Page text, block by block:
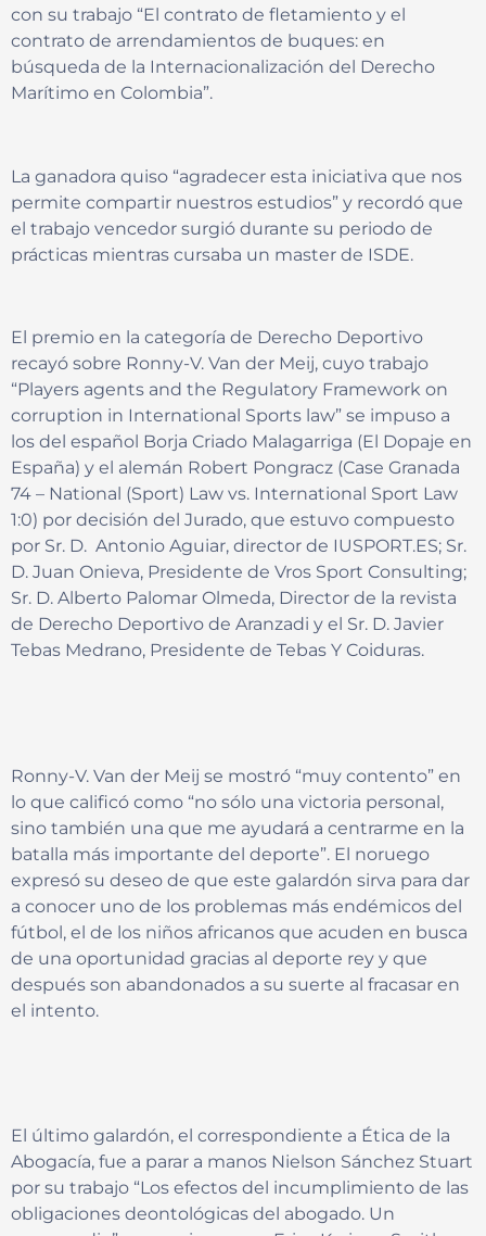
con su trabajo “El contrato de fletamiento y el
contrato de arrendamientos de buques: en
búsqueda de la Internacionalización del Derecho
Marítimo en Colombia”.
La ganadora quiso “agradecer esta iniciativa que nos
permite compartir nuestros estudios” y recordó que
el trabajo vencedor surgió durante su periodo de
prácticas mientras cursaba un master de ISDE.
El premio en la categoría de Derecho Deportivo
recayó sobre Ronny-V. Van der Meij, cuyo trabajo
“Players agents and the Regulatory Framework on
corruption in International Sports law” se impuso a
los del español Borja Criado Malagarriga (El Dopaje en
España) y el alemán Robert Pongracz (Case Granada
74 – National (Sport) Law vs. International Sport Law
1:0) por decisión del Jurado, que estuvo compuesto
por Sr. D. Antonio Aguiar, director de IUSPORT.ES; Sr.
D. Juan Onieva, Presidente de Vros Sport Consulting;
Sr. D. Alberto Palomar Olmeda, Director de la revista
de Derecho Deportivo de Aranzadi y el Sr. D. Javier
Tebas Medrano, Presidente de Tebas Y Coiduras.
Ronny-V. Van der Meij se mostró “muy contento” en
lo que calificó como “no sólo una victoria personal,
sino también una que me ayudará a centrarme en la
batalla más importante del deporte”. El noruego
expresó su deseo de que este galardón sirva para dar
a conocer uno de los problemas más endémicos del
fútbol, el de los niños africanos que acuden en busca
de una oportunidad gracias al deporte rey y que
después son abandonados a su suerte al fracasar en
el intento.
El último galardón, el correspondiente a Ética de la
Abogacía, fue a parar a manos Nielson Sánchez Stuart
por su trabajo “Los efectos del incumplimiento de las
obligaciones deontológicas del abogado. Un